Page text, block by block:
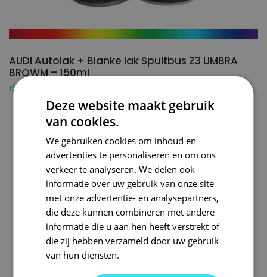
AUDI Autolak + Blanke lak Spuitbus Z3 UMBRA
BROWM – 150ml
€24,50
Deze website maakt gebruik
van cookies.
We gebruiken cookies om inhoud en
advertenties te personaliseren en om ons
verkeer te analyseren. We delen ook
informatie over uw gebruik van onze site
met onze advertentie- en analysepartners,
die deze kunnen combineren met andere
informatie die u aan hen heeft verstrekt of
die zij hebben verzameld door uw gebruik
van hun diensten.